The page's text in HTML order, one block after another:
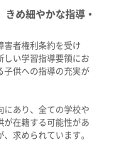
め細やかな指導・
者権利条約を受け
しい学習指導要領にお
子供への指導の充実が
あり、全ての学校や
在籍する可能性があ
求められています。